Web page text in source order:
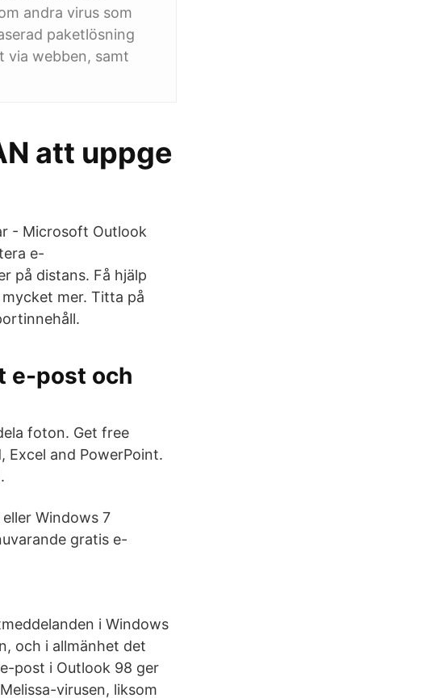
andra virus som
paketlösning
via webben, samt
att uppge
- Microsoft Outlook
e-
på distans. Få hjälp
mer. Titta på
e-post och
foton. Get free
Excel and PowerPoint.
Windows 7
gratis e-
i Windows
och i allmänhet det
post i Outlook 98 ger
virusen, liksom